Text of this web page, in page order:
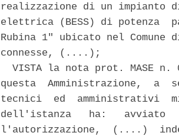
realizzazione di un impianto
elettrica (BESS) di potenza
Rubina 1" ubicato nel
connesse, (....);
VISTA la nota prot. MASE n.
questa  Amministrazione,
tecnici  ed  amministrativi
dell'istanza   ha:   avviato
l'autorizzazione,  (....)